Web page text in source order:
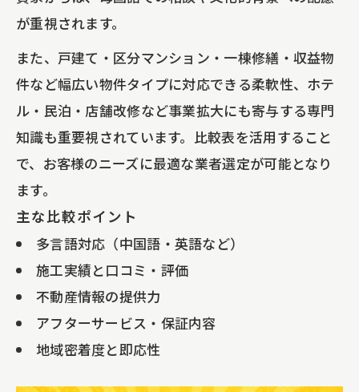
欧米人オーナーも納得の外壁リフォーム実例
に注目
欧米人に人気の外壁リフォームデザイン
比較表
外壁リフォームで資産価値を高める実践
術
ム成功の秘訣
外国人のお客様専門業者が選ばれる理由
埼玉県川口市で注目の屋根外壁塗装の特
徴
雨漏り修理や屋根外壁塗装で安定した資産運
用をサポート
が重視されます。
また、戸建て・区分マンション・一棟修繕・収益物
件など幅広い物件タイプに対応できる柔軟性、ホテ
ル・民泊・店舗改修など事業拡大にも寄与する専門
知識も重要視されています。比較表を活用すること
で、お客様のニーズに最適な業者選定が可能となり
ます。
主な比較ポイント
多言語対応（中国語・英語など）
施工実績と口コミ・評価
不動産情報の提供力
アフターサービス・保証内容
地域密着度と即応性